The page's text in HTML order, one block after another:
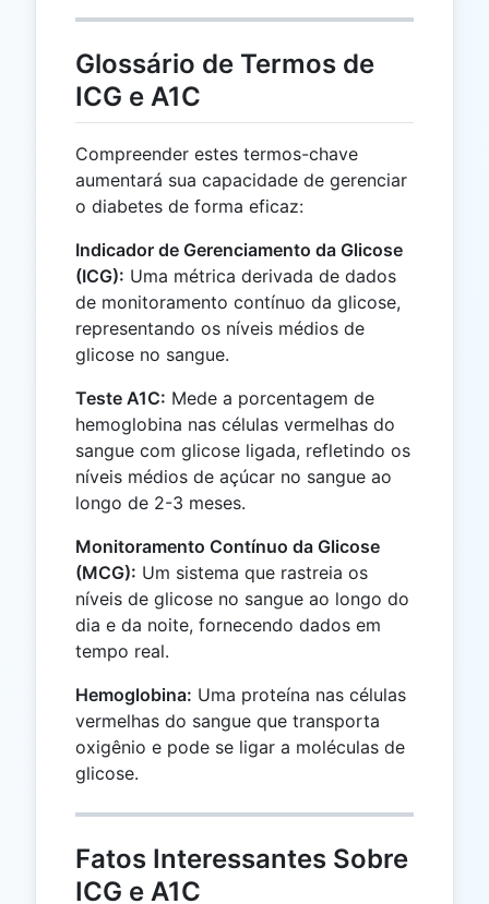
Glossário de Termos de
ICG e A1C
Compreender estes termos-chave
aumentará sua capacidade de gerenciar
o diabetes de forma eficaz:
Indicador de Gerenciamento da Glicose
(ICG): Uma métrica derivada de dados
de monitoramento contínuo da glicose,
representando os níveis médios de
glicose no sangue.
Teste A1C: Mede a porcentagem de
hemoglobina nas células vermelhas do
sangue com glicose ligada, refletindo os
níveis médios de açúcar no sangue ao
longo de 2-3 meses.
Monitoramento Contínuo da Glicose
(MCG): Um sistema que rastreia os
níveis de glicose no sangue ao longo do
dia e da noite, fornecendo dados em
tempo real.
Hemoglobina: Uma proteína nas células
vermelhas do sangue que transporta
oxigênio e pode se ligar a moléculas de
glicose.
Fatos Interessantes Sobre
ICG e A1C